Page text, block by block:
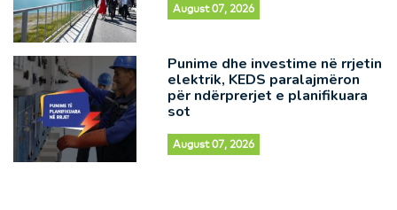
August 07, 2026
Punime dhe investime në rrjetin
elektrik, KEDS paralajmëron
për ndërprerjet e planifikuara
sot
August 07, 2026